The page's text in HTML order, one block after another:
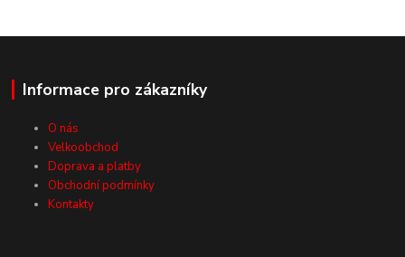
Informace pro zákazníky
O nás
Velkoobchod
Doprava a platby
Obchodní podmínky
Kontakty